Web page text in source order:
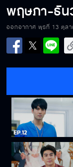
พฤษภา-ธัน
ออกอากาศ พุธที่ 13 ตุล